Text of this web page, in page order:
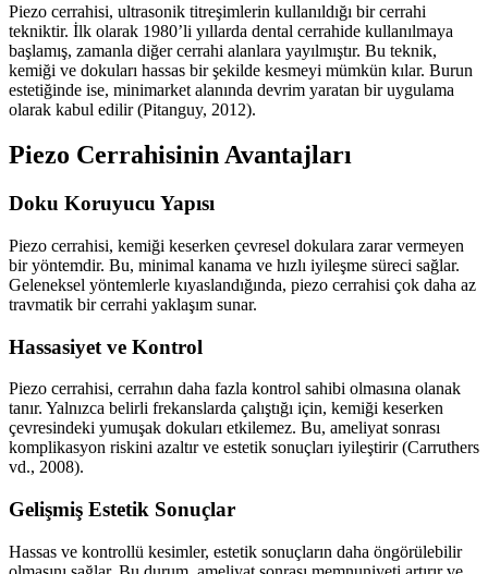
Piezo cerrahisi, ultrasonik titreşimlerin kullanıldığı bir cerrahi
tekniktir. İlk olarak 1980’li yıllarda dental cerrahide kullanılmaya
başlamış, zamanla diğer cerrahi alanlara yayılmıştır. Bu teknik,
kemiği ve dokuları hassas bir şekilde kesmeyi mümkün kılar. Burun
estetiğinde ise, minimarket alanında devrim yaratan bir uygulama
olarak kabul edilir (Pitanguy, 2012).
Piezo Cerrahisinin Avantajları
Doku Koruyucu Yapısı
Piezo cerrahisi, kemiği keserken çevresel dokulara zarar vermeyen
bir yöntemdir. Bu, minimal kanama ve hızlı iyileşme süreci sağlar.
Geleneksel yöntemlerle kıyaslandığında, piezo cerrahisi çok daha az
travmatik bir cerrahi yaklaşım sunar.
Hassasiyet ve Kontrol
Piezo cerrahisi, cerrahın daha fazla kontrol sahibi olmasına olanak
tanır. Yalnızca belirli frekanslarda çalıştığı için, kemiği keserken
çevresindeki yumuşak dokuları etkilemez. Bu, ameliyat sonrası
komplikasyon riskini azaltır ve estetik sonuçları iyileştirir (Carruthers
vd., 2008).
Gelişmiş Estetik Sonuçlar
Hassas ve kontrollü kesimler, estetik sonuçların daha öngörülebilir